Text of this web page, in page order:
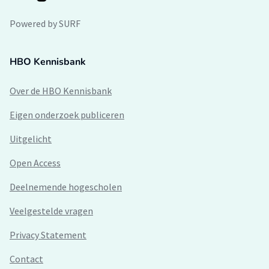
Powered by SURF
HBO Kennisbank
Over de HBO Kennisbank
Eigen onderzoek publiceren
Uitgelicht
Open Access
Deelnemende hogescholen
Veelgestelde vragen
Privacy Statement
Contact